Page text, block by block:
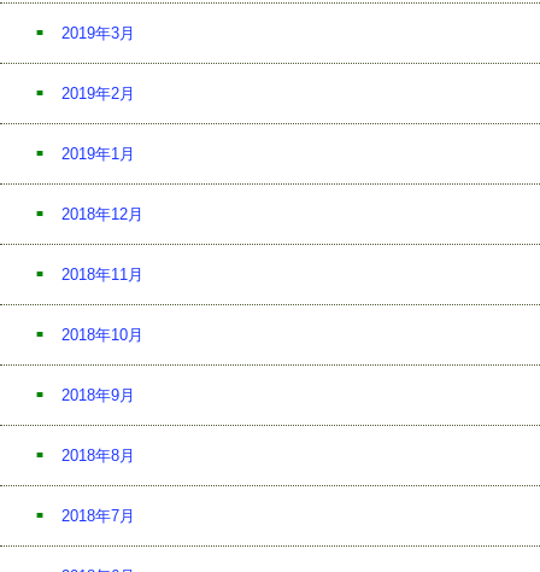
2019年3月
2019年2月
2019年1月
2018年12月
2018年11月
2018年10月
2018年9月
2018年8月
2018年7月